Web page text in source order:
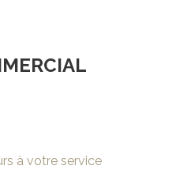
à votre service